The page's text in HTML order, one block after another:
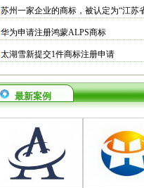
苏州一家企业的商标，被认定为“江苏
华为申请注册鸿蒙ALPS商标
太湖雪新提交1件商标注册申请
最新案例